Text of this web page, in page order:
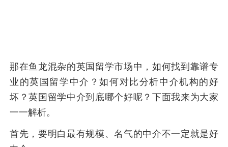
那在鱼龙混杂的英国留学市场中，如何找到靠谱专
业的英国留学中介？如何对比分析中介机构的好
坏？英国留学中介到底哪个好呢？下面我来为大家
一一解析。
首先，要明白最有规模、名气的中介不一定就是好